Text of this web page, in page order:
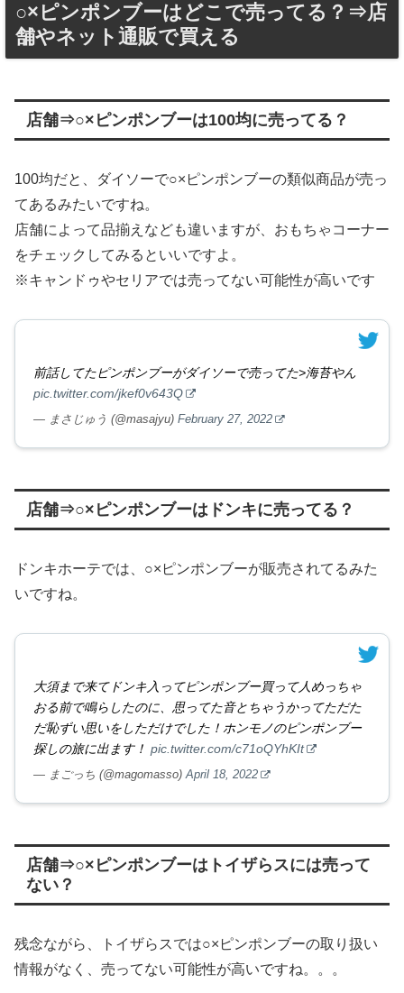
○×ピンポンブーはどこで売ってる？⇒店
舗やネット通販で買える
店舗⇒○×ピンポンブーは100均に売ってる？
100均だと、ダイソーで○×ピンポンブーの類似商品が売っ
てあるみたいですね。
店舗によって品揃えなども違いますが、おもちゃコーナー
をチェックしてみるといいですよ。
※キャンドゥやセリアでは売ってない可能性が高いです
前話してたピンポンブーがダイソーで売ってた>海苔やん
pic.twitter.com/jkef0v643Q
— まさじゅう (@masajyu) February 27, 2022
店舗⇒○×ピンポンブーはドンキに売ってる？
ドンキホーテでは、○×ピンポンブーが販売されてるみた
いですね。
大須まで来てドンキ入ってピンポンブー買って人めっちゃ
おる前で鳴らしたのに、思ってた音とちゃうかってただた
だ恥ずい思いをしただけでした！ホンモノのピンポンブー
探しの旅に出ます！ pic.twitter.com/c71oQYhKIt
— まごっち (@magomasso)April 18, 2022
店舗⇒○×ピンポンブーはトイザらスには売って
ない？
残念ながら、トイザらスでは○×ピンポンブーの取り扱い
情報がなく、売ってない可能性が高いですね。。。